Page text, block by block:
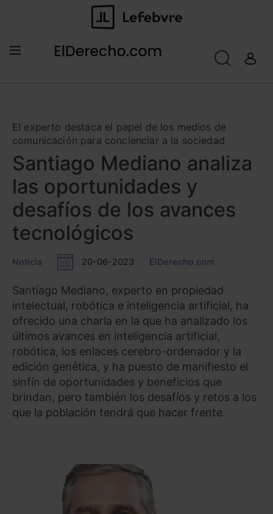
El experto destaca el papel de los medios de
comunicación para concienciar a la sociedad
Santiago Mediano analiza
las oportunidades y
desafíos de los avances
tecnológicos
Noticia 20-06-2023 ElDerecho.com
Santiago Mediano, experto en propiedad
intelectual, robótica e inteligencia artificial, ha
ofrecido una charla en la que ha analizado los
últimos avances en inteligencia artificial,
robótica, los enlaces cerebro-ordenador y la
edición genética, y ha puesto de manifiesto el
sinfín de oportunidades y beneficios que
brindan, pero también los desafíos y retos a los
que la población tendrá que hacer frente.